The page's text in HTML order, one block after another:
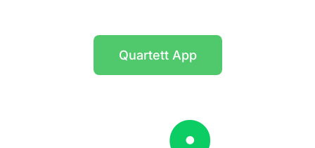
Quartett App